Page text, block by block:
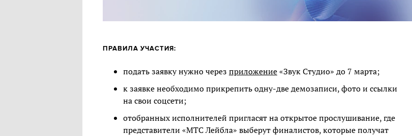
ПРАВИЛА УЧАСТИЯ:
подать заявку нужно через приложение«Звук Студио» до 7 марта;
к заявке необходимо прикрепить одну-две демозаписи, фото и ссылки
на свои соцсети;
отобранных исполнителей пригласят на открытое прослушивание, где
представители «МТС Лейбла» выберут финалистов, которые получат